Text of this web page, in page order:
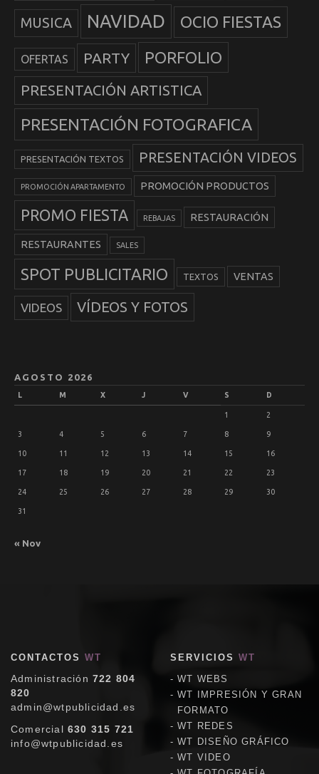
MUSICA NAVIDAD OCIO FIESTAS
OFERTAS PARTY PORFOLIO
PRESENTACIÓN ARTISTICA
PRESENTACIÓN FOTOGRAFICA
PRESENTACIÓN TEXTOS PRESENTACIÓN VIDEOS
PROMOCIÓN APARTAMENTO PROMOCIÓN PRODUCTOS
PROMO FIESTA REBAJAS RESTAURACIÓN
RESTAURANTES SALES
SPOT PUBLICITARIO TEXTOS VENTAS
VIDEOS VÍDEOS Y FOTOS
AGOSTO 2026
L M X J V S D
1 2
3 4 5 6 7 8 9
10 11 12 13 14 15 16
17 18 19 20 21 22 23
24 25 26 27 28 29 30
31
« Nov
CONTACTOS WT
Administración 722 804
820
admin@wtpublicidad.es
Comercial 630 315 721
info@wtpublicidad.es
SERVICIOS WT
WT WEBS
WT IMPRESIÓN Y GRAN
FORMATO
WT REDES
WT DISEÑO GRÁFICO
WT VIDEO